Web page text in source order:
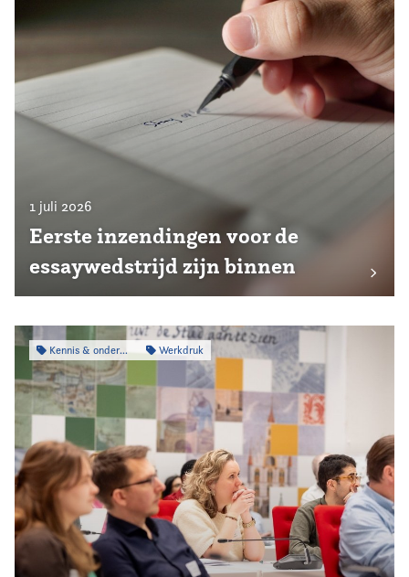
1 juli 2026
Eerste inzendingen voor de
essaywedstrijd zijn binnen
Kennis & onderzoek Werkdruk